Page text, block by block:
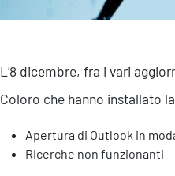
L’8 dicembre, fra i vari
Coloro che hanno installato
Apertura di Outlook in
Ricerche non funzionanti